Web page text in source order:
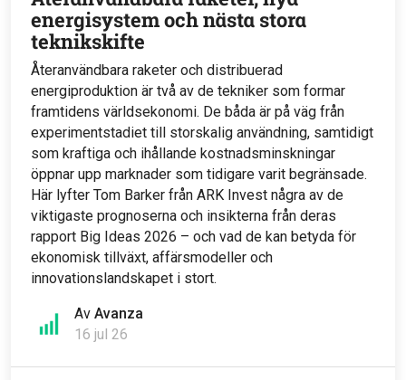
Av Avanza
16 jul 26
energisystem och nästa stora
teknikskifte
Återanvändbara raketer och distribuerad
energiproduktion är två av de tekniker som formar
framtidens världsekonomi. De båda är på väg från
experimentstadiet till storskalig användning, samtidigt
som kraftiga och ihållande kostnadsminskningar
öppnar upp marknader som tidigare varit begränsade.
Här lyfter Tom Barker från ARK Invest några av de
viktigaste prognoserna och insikterna från deras
rapport Big Ideas 2026 – och vad de kan betyda för
ekonomisk tillväxt, affärsmodeller och
innovationslandskapet i stort.